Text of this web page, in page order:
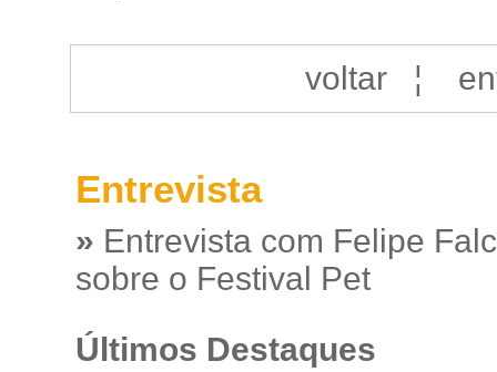
voltar¦
Entrevista
» Entrevista com Felipe
sobre o Festival Pet
Últimos Destaques